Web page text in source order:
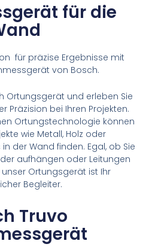
für die
für präzise Ergebnisse mit
von Bosch.
Ortungsgerät und erleben Sie
Präzision bei Ihren Projekten.
Ortungstechnologie können
wie Metall, Holz oder
der Wand finden. Egal, ob Sie
aufhängen oder Leitungen
Ortungsgerät ist Ihr
Begleiter.
Truvo